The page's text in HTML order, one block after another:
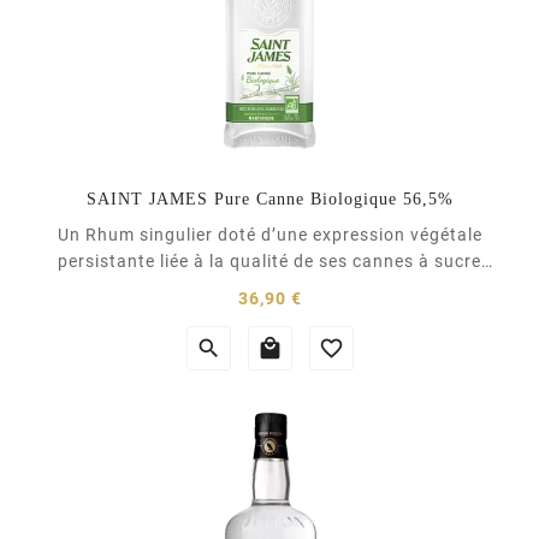
SAINT JAMES Pure Canne Biologique 56,5%
Un Rhum singulier doté d’une expression végétale
persistante liée à la qualité de ses cannes à sucre
biologiques récoltées en saison très sèche. Distillé en
56,5% vol. dévoile un profil aromatique maîtrisé
36,90 €Prix
  